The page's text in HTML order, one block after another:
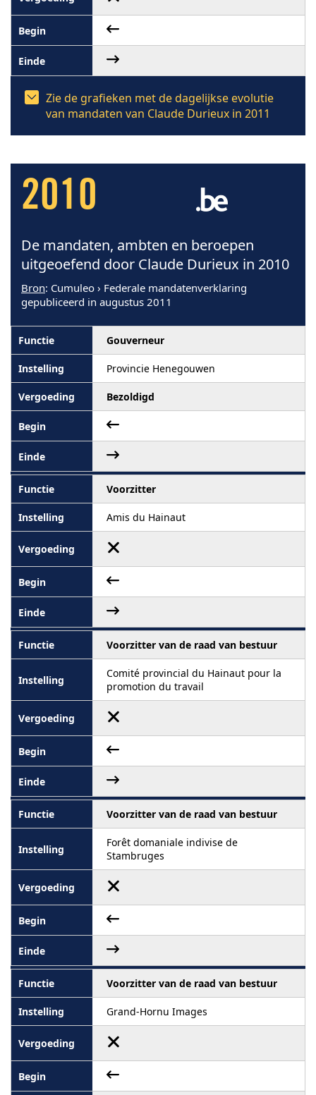
Zie de grafieken met de dagelijkse evolutie
van mandaten van Claude Durieux in 2011
2010
De mandaten, ambten en beroepen
uitgeoefend door Claude Durieux in 2010
Bron: Cumuleo › Federale mandatenverklaring
gepubliceerd in augustus 2011
Gouverneur
Provincie Henegouwen
Bezoldigd
Voorzitter
Amis du Hainaut
Voorzitter van de raad van bestuur
Comité provincial du Hainaut pour la
promotion du travail
Voorzitter van de raad van bestuur
Forêt domaniale indivise de
Stambruges
Voorzitter van de raad van bestuur
Grand-Hornu Images